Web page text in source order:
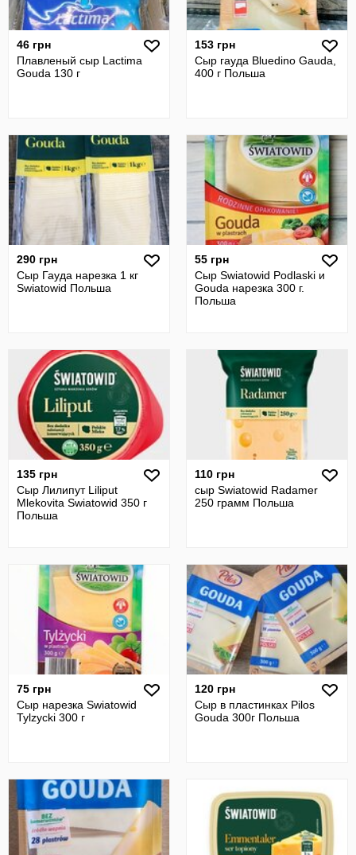
46 грн
Плавленый сыр Lactima
Gouda 130 г
153 грн
Сыр гауда Bluedino Gauda,
400 г Польша
290 грн
Сыр Гауда нарезка 1 кг
Swiatowid Польша
55 грн
Сыр Swiatowid Podlaski и
Gouda нарезка 300 г.
Польша
135 грн
Сыр Лилипут Liliput
Mlekovita Swiatowid 350 г
Польша
110 грн
сыр Swiatowid Radamer
250 грамм Польша
75 грн
Сыр нарезка Swiatowid
Tylzycki 300 г
120 грн
Сыр в пластинках Pilos
Gouda 300г Польша